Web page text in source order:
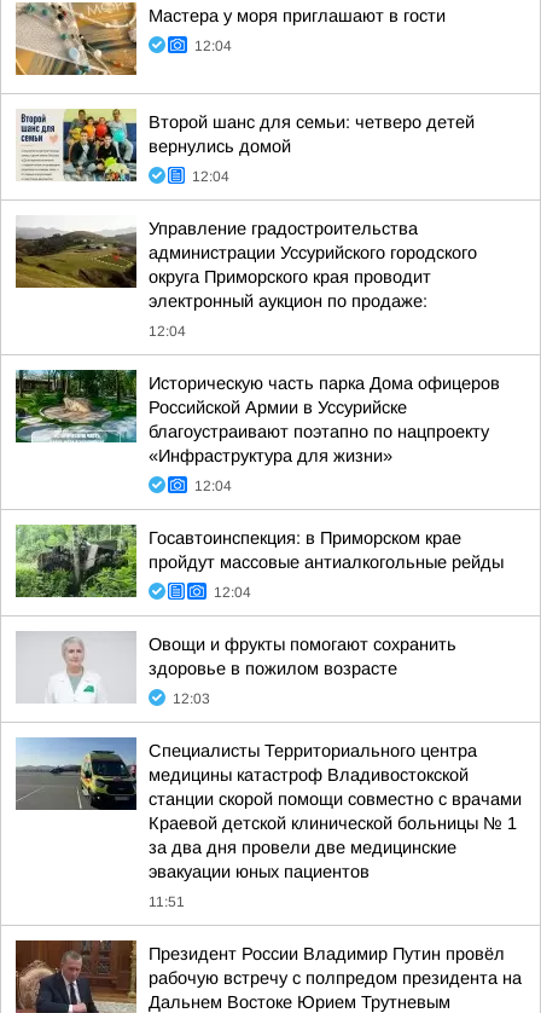
Мастера у моря приглашают в гости
12:04
Второй шанс для семьи: четверо детей
вернулись домой
12:04
Управление градостроительства
администрации Уссурийского городского
округа Приморского края проводит
электронный аукцион по продаже:
12:04
Историческую часть парка Дома офицеров
Российской Армии в Уссурийске
благоустраивают поэтапно по нацпроекту
«Инфраструктура для жизни»
12:04
Госавтоинспекция: в Приморском крае
пройдут массовые антиалкогольные рейды
12:04
Овощи и фрукты помогают сохранить
здоровье в пожилом возрасте
12:03
Специалисты Территориального центра
медицины катастроф Владивостокской
станции скорой помощи совместно с врачами
Краевой детской клинической больницы № 1
за два дня провели две медицинские
эвакуации юных пациентов
11:51
Президент России Владимир Путин провёл
рабочую встречу с полпредом президента на
Дальнем Востоке Юрием Трутневым